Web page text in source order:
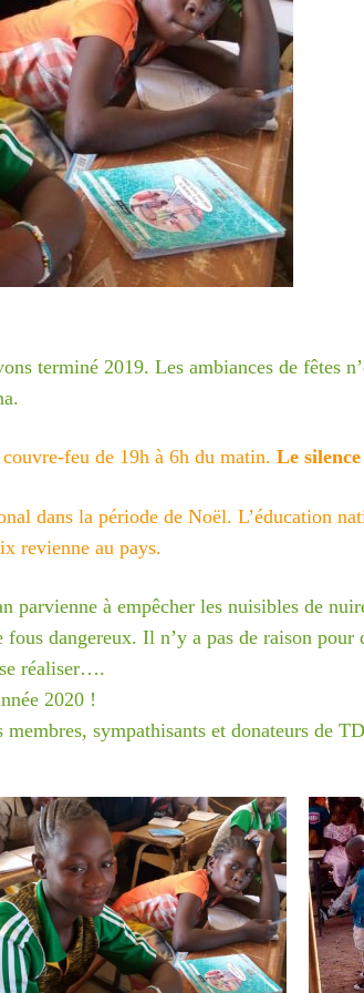
terminé 2019. Les ambiances de fêtes
feu de 19h à 6h du matin. Le
dans la période de Noël. L’éducation
revienne au pays.
parvienne à empêcher les nuisibles de
fous dangereux. Il n’y a pas de raison
réaliser….
2020 !
membres, sympathisants et donateurs de
à Tamatave :
aider nos enfants, nos salariés, nos
Terre des enfants lance une
formulaires/5
pouvez aussi envoyer un chèque à
Poulet, 165 rue Jean Monnet, 30310
nous réclamer un rib si vous souhaitez
contact@terredesenfants.fr)